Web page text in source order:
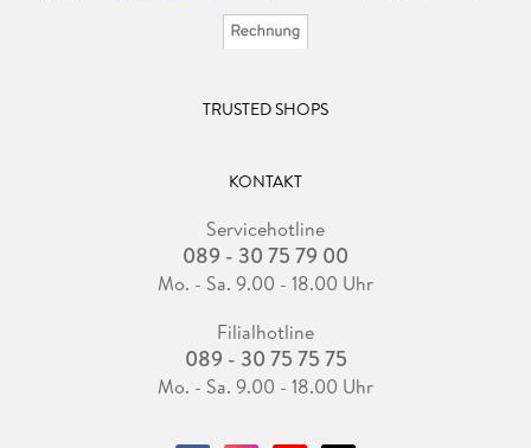
TRUSTED SHOPS
KONTAKT
Servicehotline
089 - 30 75 79 00
Mo. - Sa. 9.00 - 18.00 Uhr
Filialhotline
089 - 30 75 75 75
Mo. - Sa. 9.00 - 18.00 Uhr